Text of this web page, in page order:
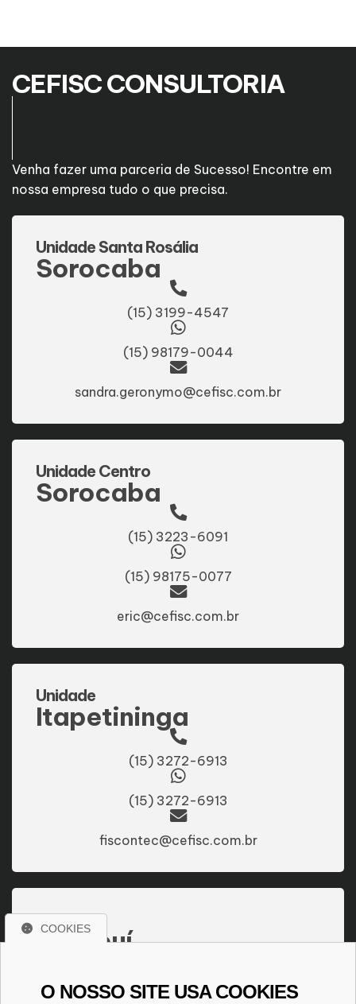
CEFISC CONSULTORIA
Venha fazer uma parceria de Sucesso! Encontre em
nossa empresa tudo o que precisa.
Unidade Santa Rosália
Sorocaba
(15) 3199-4547
(15) 98179-0044
sandra.geronymo@cefisc.com.br
Unidade Centro
Sorocaba
(15) 3223-6091
(15) 98175-0077
eric@cefisc.com.br
Unidade
Itapetininga
(15) 3272-6913
(15) 3272-6913
fiscontec@cefisc.com.br
Unidade
Sarapuí
(15) 3276-1227
COOKIES
O NOSSO SITE USA COOKIES